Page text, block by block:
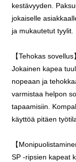
kestävyyden.
jokaiselle
ja mukautetut tyylit.
【Tehokas sovellus
Jokainen kapea
nopeaan ja
varmistaa helpon
tapaamisiin.
käyttöä pitäen
【
SP -ripsien kapeat